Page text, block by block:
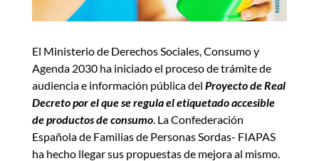
El Ministerio de Derechos Sociales, Consumo y
Agenda 2030 ha iniciado el proceso de trámite de
audiencia e información pública del Proyecto de Real
Decreto por el que se regula el etiquetado accesible
de productos de consumo. La Confederación
Española de Familias de Personas Sordas- FIAPAS
ha hecho llegar sus propuestas de mejora al mismo.